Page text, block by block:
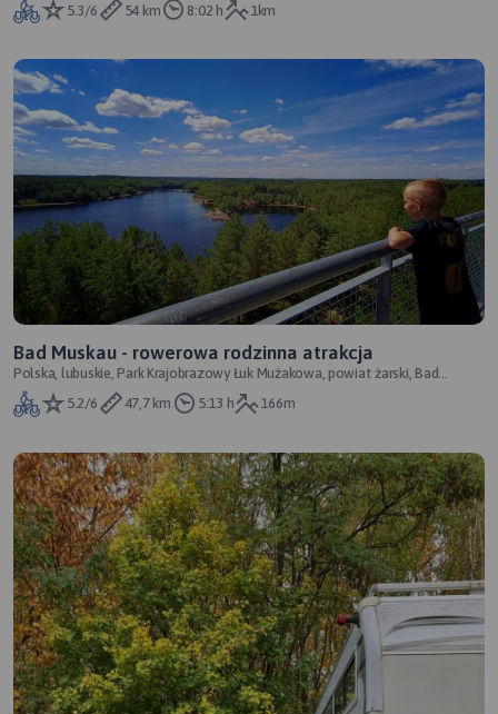
5.3/6
54 km 8:02 h 1km
Bad Muskau - rowerowa rodzinna atrakcja
Polska, lubuskie, Park Krajobrazowy Łuk Mużakowa, powiat żarski, Bad
Muskau, Łęknica, Kromlau
5.2/6
47,7 km 5:13 h 166m